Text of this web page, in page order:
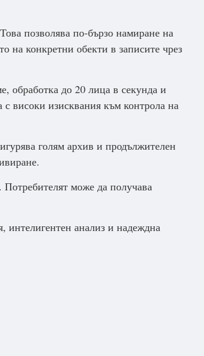
позволява по-бързо намиране на
на конкретни обекти в записите чрез
обработка до 20 лица в секунда и
с високи изисквания към контрола на
голям архив и продължителен
. Потребителят може да получава
интелигентен анализ и надеждна